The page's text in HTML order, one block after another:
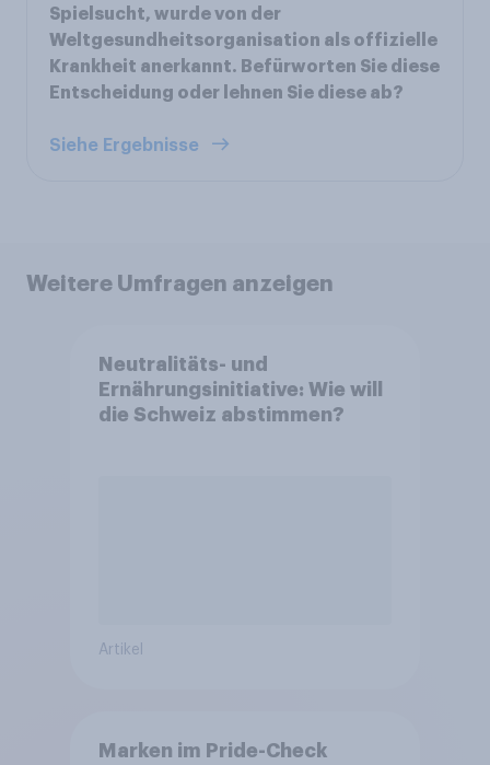
Spielsucht, wurde von der
Weltgesundheitsorganisation als offizielle
Krankheit anerkannt. Befürworten Sie diese
Entscheidung oder lehnen Sie diese ab?
Siehe Ergebnisse
Weitere Umfragen anzeigen
Neutralitäts- und
Ernährungsinitiative: Wie will
die Schweiz abstimmen?
Artikel
Marken im Pride-Check